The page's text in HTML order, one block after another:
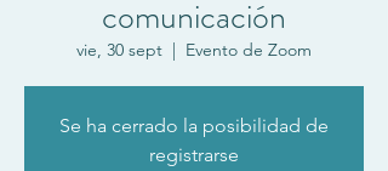
comunicación
vie, 30 sept
  |
Evento de Zoom
Se ha cerrado la posibilidad de
registrarse